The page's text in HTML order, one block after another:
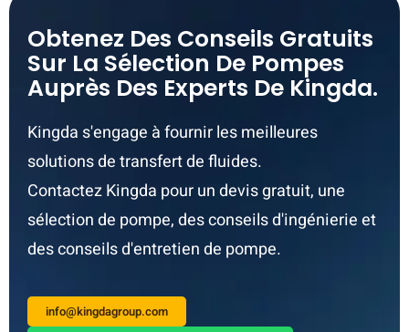
Obtenez Des Conseils Gratuits
Sur La Sélection De Pompes
Auprès Des Experts De Kingda.
Kingda s'engage à fournir les meilleures
solutions de transfert de fluides.
Contactez Kingda pour un devis gratuit, une
sélection de pompe, des conseils d'ingénierie et
des conseils d'entretien de pompe.
info@kingdagroup.com